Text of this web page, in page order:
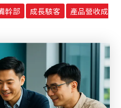
幹部 成長駭客
產品營收成